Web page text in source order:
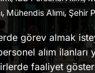
, Mühendis Alımı, Şehir
görev almak
alım ilanları
faaliyet